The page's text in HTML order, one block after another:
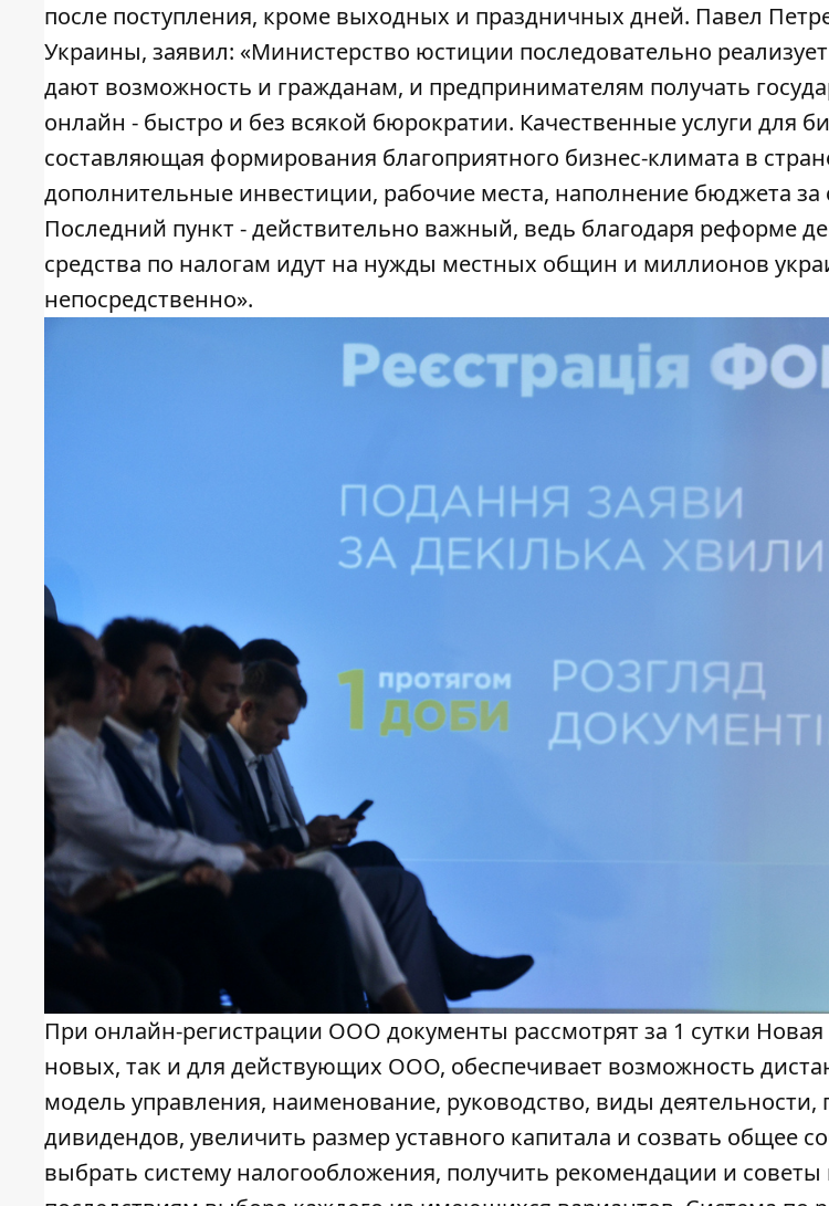
после поступления, кроме выходных и праздничных дней. Павел
Украины, заявил: «Министерство юстиции последовательно
дают возможность и гражданам, и предпринимателям получать
онлайн - быстро и без всякой бюрократии. Качественные услуги для
составляющая формирования благоприятного бизнес-климата в
дополнительные инвестиции, рабочие места, наполнение бюджета за
Последний пункт - действительно важный, ведь благодаря реформе
средства по налогам идут на нужды местных общин и миллионов
непосредственно».
При онлайн-регистрации ООО документы рассмотрят за 1 сутки Новая
новых, так и для действующих ООО, обеспечивает возможность
модель управления, наименование, руководство, виды
дивидендов, увеличить размер уставного капитала и созвать общее
выбрать систему налогообложения, получить рекомендации и